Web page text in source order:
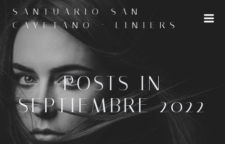
al
contenido
SANTUARIO SAN
CAYETANO · LINIERS
POSTS IN
SEPTIEMBRE 2022